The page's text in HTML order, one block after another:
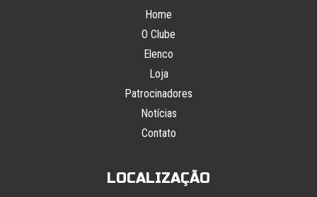
Home
O Clube
Elenco
Loja
Patrocinadores
Notícias
Contato
LOCALIZAÇÃO